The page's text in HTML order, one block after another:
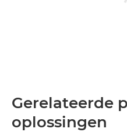
Gerelateerde
oplossingen